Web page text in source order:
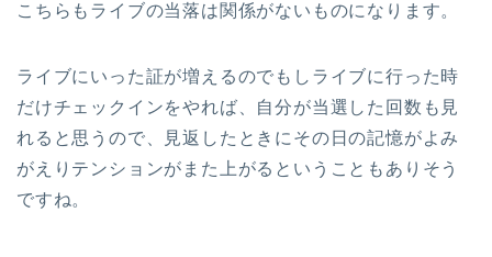
こちらもライブの当落は関係がないものになります。
ライブにいった証が増えるのでもしライブに行った時
だけチェックインをやれば、自分が当選した回数も見
れると思うので、見返したときにその日の記憶がよみ
がえりテンションがまた上がるということもありそう
ですね。